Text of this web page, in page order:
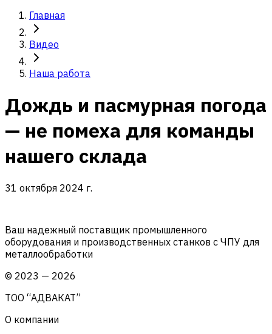
Главная
Видео
Наша работа
Дождь и пасмурная погода
— не помеха для команды
нашего склада
31 октября 2024 г.
Ваш надежный поставщик промышленного
оборудования и производственных станков с ЧПУ для
металлообработки
© 2023 — 2026
ТОО “АДВАКАТ”
О компании